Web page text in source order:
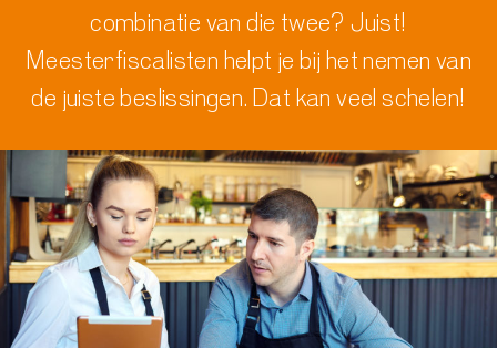
combinatie van die twee?Juist!
Meesterfiscalisten helpt je bij het nemen van
de juiste beslissingen. Dat kan veel schelen!